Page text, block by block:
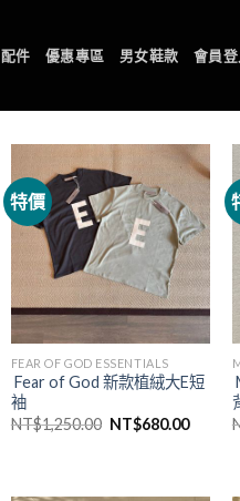
配件 優惠專區 男女鞋款 會員登
特價
FEAR OF GOD ESSENTIALS
Fear of God 新款植絨大E短
袖
NT$1,250.00 NT$680.00